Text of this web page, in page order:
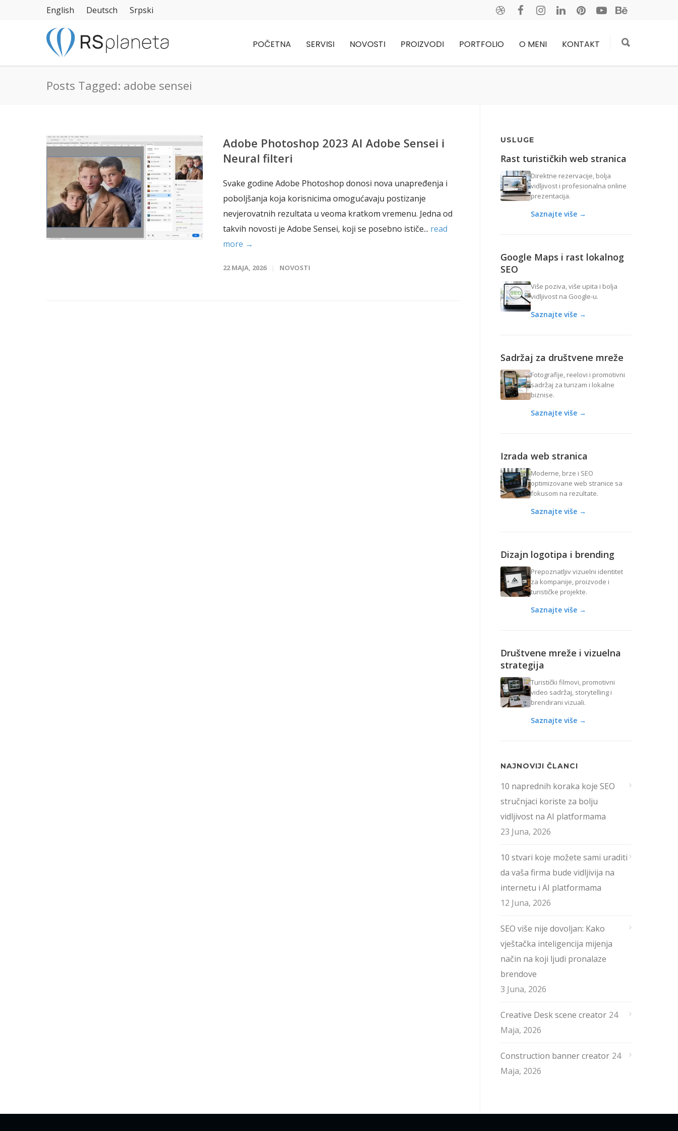
English Deutsch Srpski
POČETNA SERVISI NOVOSTI PROIZVODI PORTFOLIO O MENI KONTAKT
Posts Tagged: adobe sensei
Adobe Photoshop 2023 AI Adobe Sensei i
Neural filteri
Svake godine Adobe Photoshop donosi nova unapređenja i
poboljšanja koja korisnicima omogućavaju postizanje
nevjerovatnih rezultata u veoma kratkom vremenu. Jedna od
takvih novosti je Adobe Sensei, koji se posebno ističe... read
more →
22 MAJA, 2026 NOVOSTI
USLUGE
Rast turističkih web stranica
Direktne rezervacije, bolja
vidljivost i profesionalna online
prezentacija.
Saznajte više →
Google Maps i rast lokalnog
SEO
Više poziva, više upita i bolja
vidljivost na Google-u.
Saznajte više →
Sadržaj za društvene mreže
Fotografije, reelovi i promotivni
sadržaj za turizam i lokalne
biznise.
Saznajte više →
Izrada web stranica
Moderne, brze i SEO
optimizovane web stranice sa
fokusom na rezultate.
Saznajte više →
Dizajn logotipa i brending
Prepoznatljiv vizuelni identitet
za kompanije, proizvode i
turističke projekte.
Saznajte više →
Društvene mreže i vizuelna
strategija
Turistički filmovi, promotivni
video sadržaj, storytelling i
brendirani vizuali.
Saznajte više →
NAJNOVIJI ČLANCI
10 naprednih koraka koje SEO
stručnjaci koriste za bolju
vidljivost na AI platformama
23 Juna, 2026
10 stvari koje možete sami uraditi
da vaša firma bude vidljivija na
internetu i AI platformama
12 Juna, 2026
SEO više nije dovoljan: Kako
vještačka inteligencija mijenja
način na koji ljudi pronalaze
brendove
3 Juna, 2026
Creative Desk scene creator 24
Maja, 2026
Construction banner creator 24
Maja, 2026